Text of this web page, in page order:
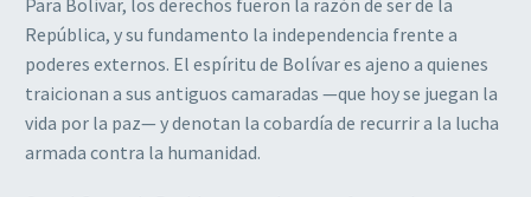
República, y su fundamento la independencia frente a
poderes externos. El espíritu de Bolívar es ajeno a quienes
traicionan a sus antiguos camaradas —que hoy se juegan la
vida por la paz— y denotan la cobardía de recurrir a la lucha
armada contra la humanidad.